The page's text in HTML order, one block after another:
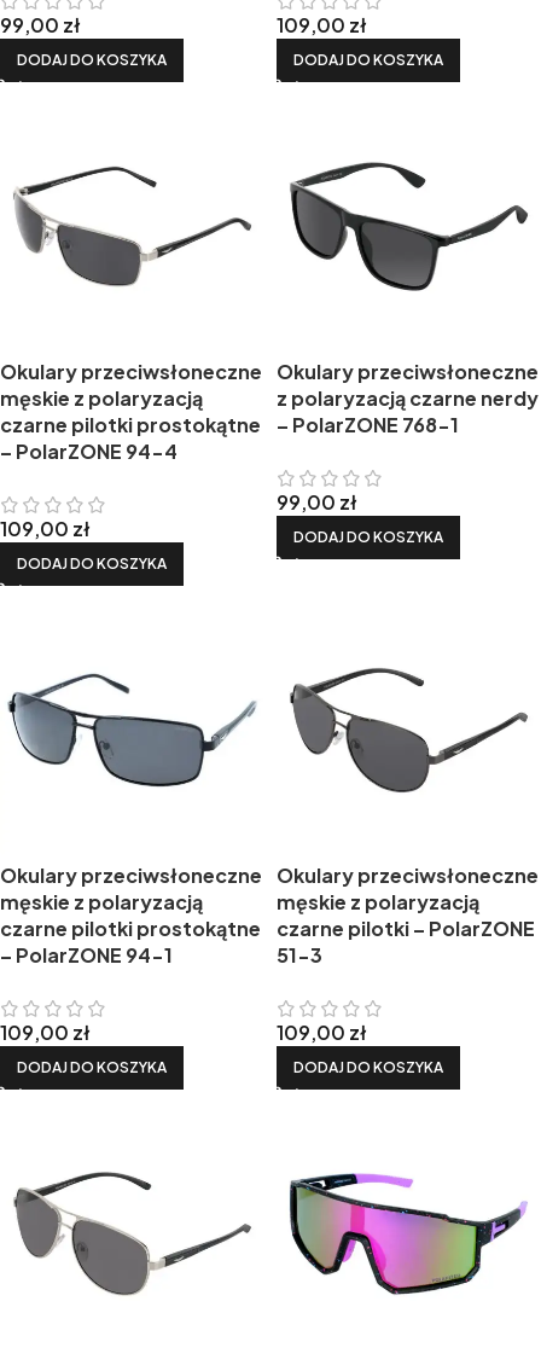
99,00 zł
DODAJ DO KOSZYKA
109,00 zł
DODAJ DO KOSZYKA
Okulary przeciwsłoneczne
męskie z polaryzacją
czarne pilotki prostokątne
– PolarZONE 94-4
109,00 zł
DODAJ DO KOSZYKA
Okulary przeciwsłoneczne
z polaryzacją czarne nerdy
– PolarZONE 768-1
99,00 zł
DODAJ DO KOSZYKA
Okulary przeciwsłoneczne
męskie z polaryzacją
czarne pilotki prostokątne
– PolarZONE 94-1
109,00 zł
DODAJ DO KOSZYKA
Okulary przeciwsłoneczne
męskie z polaryzacją
czarne pilotki – PolarZONE
51-3
109,00 zł
DODAJ DO KOSZYKA